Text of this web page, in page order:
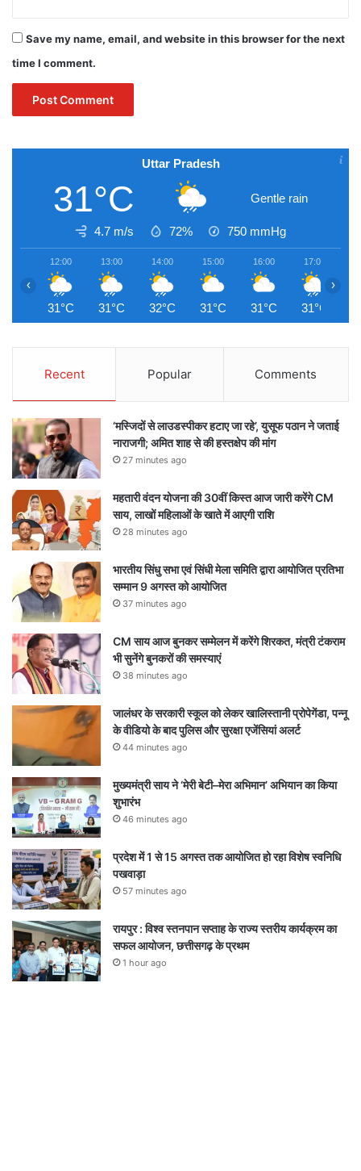
Save my name, email, and website in this browser for the next
time I comment.
Uttar Pradesh
31°C Gentle rain
4.7 m/s 72% 750 mmHg
12:00
31°C
13:00
31°C
14:00
32°C
15:00
31°C
16:00
31°C
17:00
31°C
‹ ›
Recent Popular Comments
‘मस्जिदों से लाउडस्पीकर हटाए जा रहे’, युसूफ पठान ने जताई
नाराजगी; अमित शाह से की हस्तक्षेप की मांग
27 minutes ago
महतारी वंदन योजना की 30वीं किस्त आज जारी करेंगे CM
साय, लाखों महिलाओं के खाते में आएगी राशि
28 minutes ago
भारतीय सिंधु सभा एवं सिंधी मेला समिति द्वारा आयोजित प्रतिभा
सम्मान 9 अगस्त को आयोजित
37 minutes ago
CM साय आज बुनकर सम्मेलन में करेंगे शिरकत, मंत्री टंकराम
भी सुनेंगे बुनकरों की समस्याएं
38 minutes ago
जालंधर के सरकारी स्कूल को लेकर खालिस्तानी प्रोपेगेंडा, पन्नू
के वीडियो के बाद पुलिस और सुरक्षा एजेंसियां अलर्ट
44 minutes ago
मुख्यमंत्री साय ने ‘मेरी बेटी–मेरा अभिमान’ अभियान का किया
शुभारंभ
46 minutes ago
प्रदेश में 1 से 15 अगस्त तक आयोजित हो रहा विशेष स्वनिधि
पखवाड़ा
57 minutes ago
रायपुर : विश्व स्तनपान सप्ताह के राज्य स्तरीय कार्यक्रम का
सफल आयोजन, छत्तीसगढ़ के प्रथम
1 hour ago